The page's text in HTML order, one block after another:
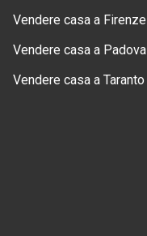
Vendere casa a Firenze
Vendere casa a Padova
Vendere casa a Taranto